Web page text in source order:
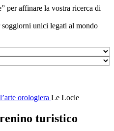
per affinare la vostra ricerca di
unici legati al mondo
orologiera Le Locle
turistico